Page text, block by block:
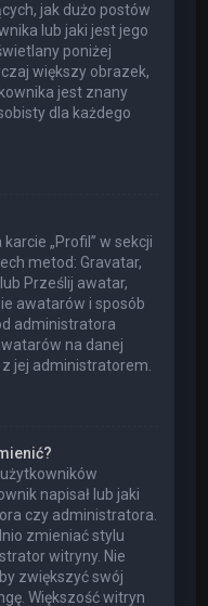
jak dużo postów
lub jaki jest jego
poniżej
większy obrazek,
jest znany
dla każdego
„Profil” w sekcji
metod: Gravatar,
Prześlij awatar,
awatarów i sposób
administratora
na danej
jej administratorem.
napisał lub jaki
czy administratora.
zmieniać stylu
witryny. Nie
zwiększyć swój
Większość witryn